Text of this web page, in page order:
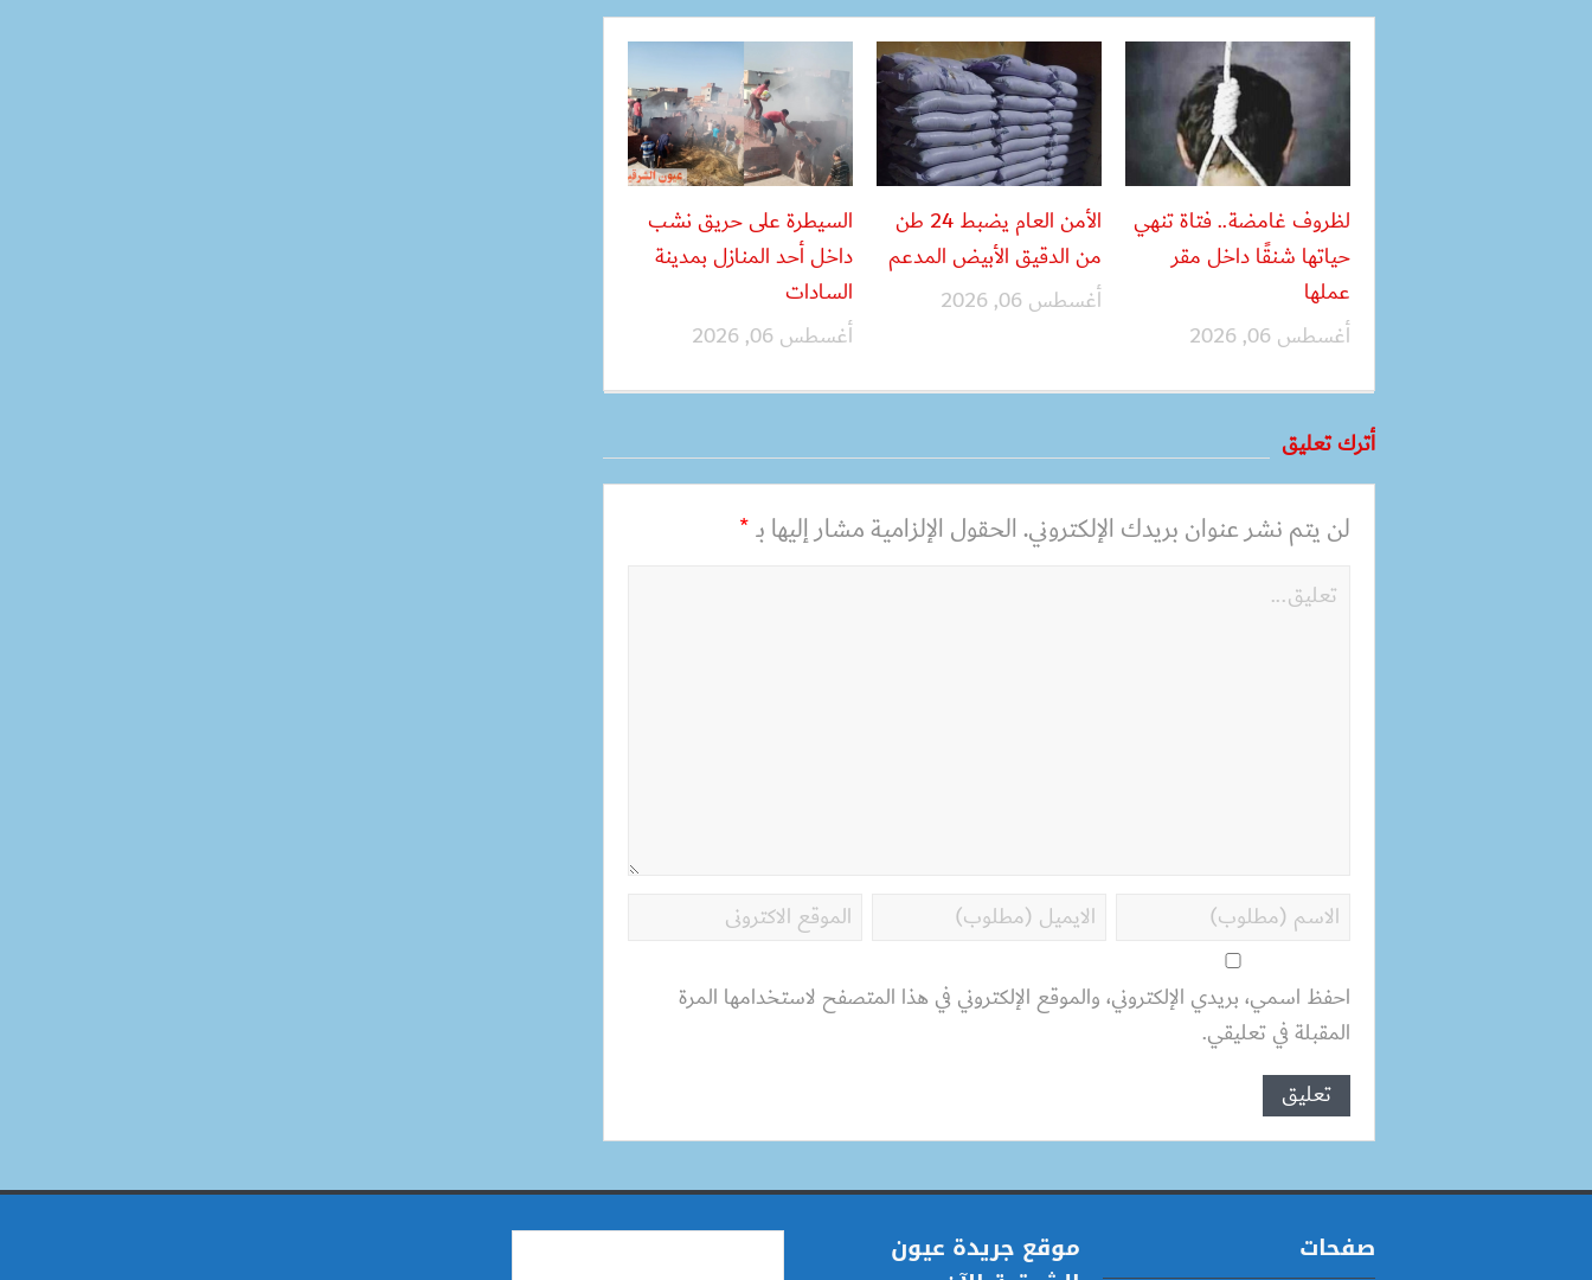
لظروف غامضة.. فتاة تنهي
حياتها شنقًا داخل مقر
عملها
أغسطس 06, 2026
الأمن العام يضبط 24 طن
من الدقيق الأبيض المدعم
أغسطس 06, 2026
السيطرة على حريق نشب
داخل أحد المنازل بمدينة
السادات
أغسطس 06, 2026
أترك تعليق
لن يتم نشر عنوان بريدك الإلكتروني.الحقول الإلزامية مشار إليها بـ*
احفظ اسمي، بريدي الإلكتروني، والموقع الإلكتروني في هذا المتصفح لاستخدامها المرة
المقبلة في تعليقي.
صفحات
موقع جريدة عيون